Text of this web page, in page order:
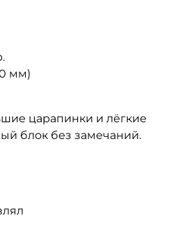
мм)
царапинки и лёгкие
блок без замечаний.